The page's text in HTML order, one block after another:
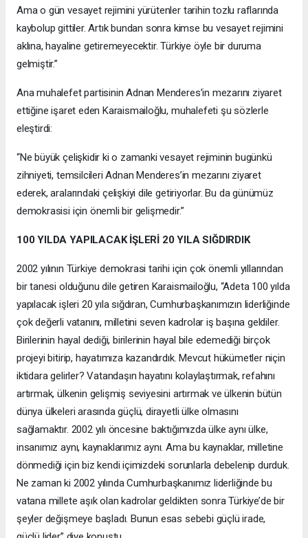
Ama o gün vesayet rejimini yürütenler tarihin tozlu raflarında
kaybolup gittiler. Artık bundan sonra kimse bu vesayet rejimini
aklına, hayaline getiremeyecektir. Türkiye öyle bir duruma
gelmiştir.”
Ana muhalefet partisinin Adnan Menderes’in mezarını ziyaret
ettiğine işaret eden Karaismailoğlu, muhalefeti şu sözlerle
eleştirdi:
“Ne büyük çelişkidir ki o zamanki vesayet rejiminin bugünkü
zihniyeti, temsilcileri Adnan Menderes’in mezarını ziyaret
ederek, aralarındaki çelişkiyi dile getiriyorlar. Bu da günümüz
demokrasisi için önemli bir gelişmedir.”
100 YILDA YAPILACAK İŞLERİ 20 YILA SIĞDIRDIK
2002 yılının Türkiye demokrasi tarihi için çok önemli yıllarından
bir tanesi olduğunu dile getiren Karaismailoğlu, “Adeta 100 yılda
yapılacak işleri 20 yıla sığdıran, Cumhurbaşkanımızın liderliğinde
çok değerli vatanını, milletini seven kadrolar iş başına geldiler.
Birilerinin hayal dediği, birilerinin hayal bile edemediği birçok
projeyi bitirip, hayatımıza kazandırdık. Mevcut hükümetler niçin
iktidara gelirler? Vatandaşın hayatını kolaylaştırmak, refahını
artırmak, ülkenin gelişmiş seviyesini artırmak ve ülkenin bütün
dünya ülkeleri arasında güçlü, dirayetli ülke olmasını
sağlamaktır. 2002 yılı öncesine baktığımızda ülke aynı ülke,
insanımız aynı, kaynaklarımız aynı. Ama bu kaynaklar, milletine
dönmediği için biz kendi içimizdeki sorunlarla debelenip durduk.
Ne zaman ki 2002 yılında Cumhurbaşkanımız liderliğinde bu
vatana millete aşık olan kadrolar geldikten sonra Türkiye’de bir
şeyler değişmeye başladı. Bunun esas sebebi güçlü irade,